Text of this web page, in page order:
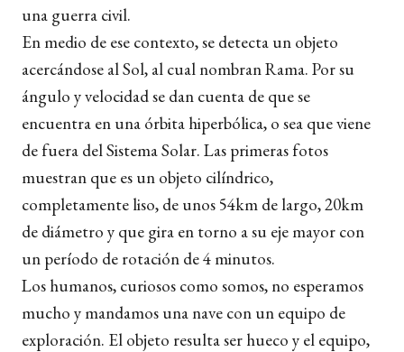
una guerra civil.
En medio de ese contexto, se detecta un objeto
acercándose al Sol, al cual nombran Rama. Por su
ángulo y velocidad se dan cuenta de que se
encuentra en una órbita hiperbólica, o sea que viene
de fuera del Sistema Solar. Las primeras fotos
muestran que es un objeto cilíndrico,
completamente liso, de unos 54km de largo, 20km
de diámetro y que gira en torno a su eje mayor con
un período de rotación de 4 minutos.
Los humanos, curiosos como somos, no esperamos
mucho y mandamos una nave con un equipo de
exploración. El objeto resulta ser hueco y el equipo,